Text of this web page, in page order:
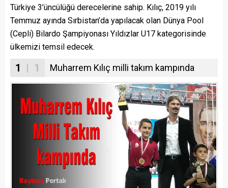
Türkiye 3’üncülüğü derecelerine sahip. Kılıç, 2019 yılı
Temmuz ayında Sırbistan’da yapılacak olan Dünya Pool
(Cepli) Bilardo Şampiyonası Yıldızlar U17 kategorisinde
ülkemizi temsil edecek.
1 | 1 Muharrem Kılıç milli takım kampında